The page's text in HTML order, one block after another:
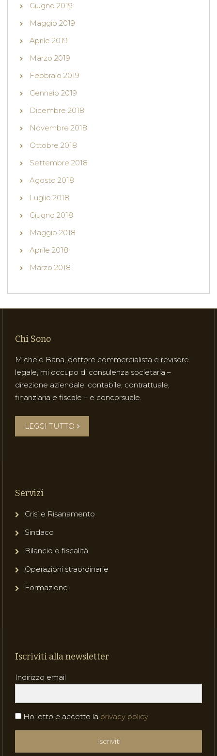
Giugno 2019
Maggio 2019
Aprile 2019
Marzo 2019
Febbraio 2019
Gennaio 2019
Dicembre 2018
Novembre 2018
Ottobre 2018
Settembre 2018
Agosto 2018
Luglio 2018
Giugno 2018
Maggio 2018
Aprile 2018
Marzo 2018
Chi Sono
Michele Bana, dottore commercialista e revisore
legale, mi occupo di consulenza societaria –
direzione aziendale, contabile, contrattuale,
finanziaria e fiscale – e concorsuale.
LEGGI TUTTO
Servizi
Crisi e Risanamento
Sindaco
Bilancio e fiscalità
Operazioni straordinarie
Formazione
Iscriviti alla newsletter
Indirizzo email
Ho letto e accetto la privacy policy
Iscriviti